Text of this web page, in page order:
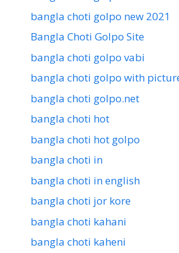
bangla choti golpo new 2021
Bangla Choti Golpo Site
bangla choti golpo vabi
bangla choti golpo with
bangla choti golpo.net
bangla choti hot
bangla choti hot golpo
bangla choti in
bangla choti in english
bangla choti jor kore
bangla choti kahani
bangla choti kaheni